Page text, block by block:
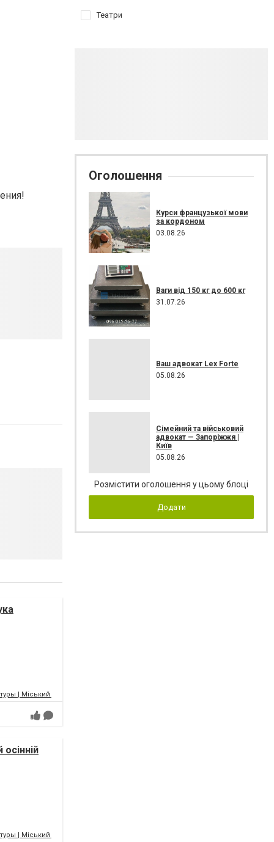
| Міський палац культури | МПК
| Міський палац культури | МПК
Театри
Оголошення
Курси французької мови
за кордоном
03.08.26
Ваги від 150 кг до 600 кг
31.07.26
Ваш адвокат Lex Forte
05.08.26
Сімейний та військовий
адвокат — Запоріжжя |
Київ
05.08.26
Розмістити оголошення у цьому блоці
Додати